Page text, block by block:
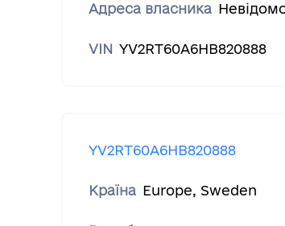
Адреса власника
VIN YV2RT60A6HB820888
YV2RT60A6HB820888
Країна Europe, Sweden